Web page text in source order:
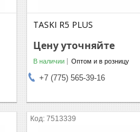
TASKI R5 PLUS
Цену уточняйте
В наличии Оптом и в розницу
+7 (775) 565-39-16
7513339